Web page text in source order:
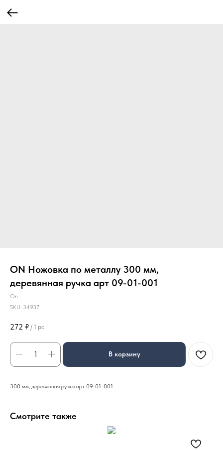
ON Ножовка по металлу 300 мм,
деревянная ручка арт 09-01-001
On
SKU: 34937
272 ₽ / 1 pc
В корзину
300 мм, деревянная ручка арт 09-01-001
Смотрите также